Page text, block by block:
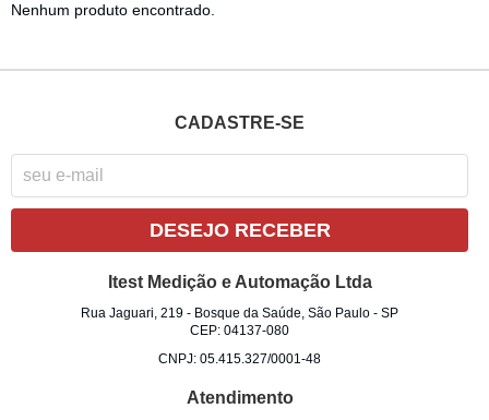
Nenhum produto encontrado.
CADASTRE-SE
DESEJO RECEBER
Itest Medição e Automação Ltda
Rua Jaguari, 219 - Bosque da Saúde, São Paulo -SP
CEP: 04137-080
CNPJ: 05.415.327/0001-48
Atendimento